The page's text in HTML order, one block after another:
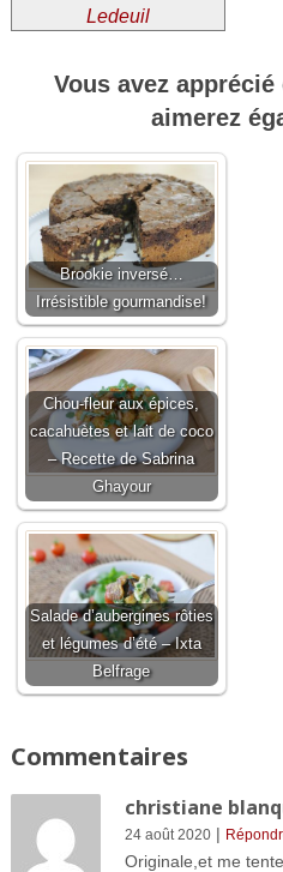
Ledeuil
Vous avez
aimerez
Brookie inversé…
Irrésistible gourmandise!
Chou-fleur aux épices,
cacahuètes et lait de coco
– Recette de Sabrina
Ghayour
Salade d’aubergines rôties
et légumes d’été – Ixta
Belfrage
Commentaires
christiane
24 août 2020|
Originale,et me